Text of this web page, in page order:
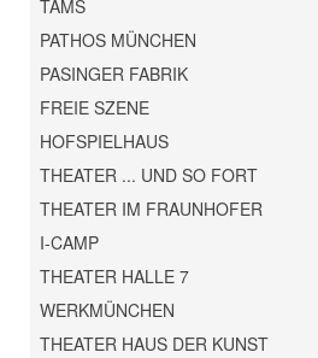
TAMS
PATHOS MÜNCHEN
PASINGER FABRIK
FREIE SZENE
HOFSPIELHAUS
THEATER ... UND SO FORT
THEATER IM FRAUNHOFER
I-CAMP
THEATER HALLE 7
WERKMÜNCHEN
THEATER HAUS DER KUNST